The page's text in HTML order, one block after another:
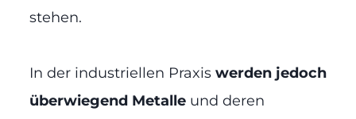
stehen.
In der industriellen Praxis werden jedoch
überwiegend Metalle und deren